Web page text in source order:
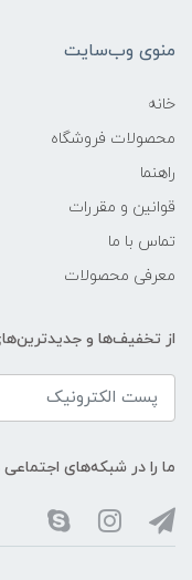
منوی وب‌سایت
خانه
محصولات فروشگاه
راهنما
قوانین و مقررات
تماس با ما
معرفی محصولات
از تخفیف‌ها و
ما را در شبکه‌های اجتماعی